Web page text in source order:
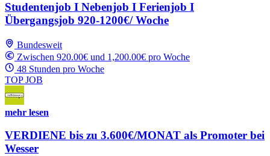
Studentenjob I Nebenjob I Ferienjob I
Übergangsjob 920-1200€/ Woche
Bundesweit
Zwischen 920.00€ und 1,200.00€ pro Woche
48 Stunden pro Woche
TOP JOB
mehr lesen
VERDIENE bis zu 3.600€/MONAT als Promoter bei
Wesser